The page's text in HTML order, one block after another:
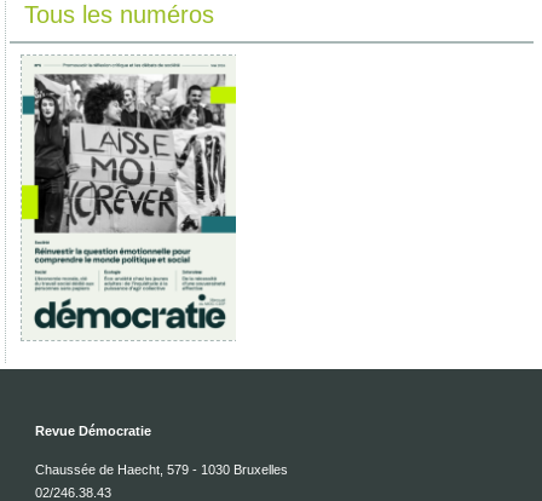
Tous les numéros
Revue Démocratie
Chaussée de Haecht, 579 - 1030 Bruxelles
02/246.38.43